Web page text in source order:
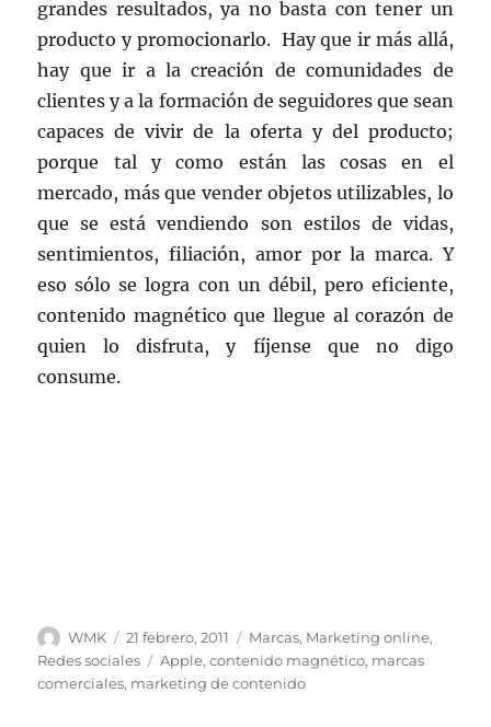
grandes resultados, ya no basta con tener un
producto y promocionarlo. Hay que ir más allá,
hay que ir a la creación de comunidades de
clientes y a la formación de seguidores que sean
capaces de vivir de la oferta y del producto;
porque tal y como están las cosas en el
mercado, más que vender objetos utilizables, lo
que se está vendiendo son estilos de vidas,
sentimientos, filiación, amor por la marca. Y
eso sólo se logra con un débil, pero eficiente,
contenido magnético que llegue al corazón de
quien lo disfruta, y fíjense que no digo
consume.
Autor
WMK
Publicado
el
21 febrero, 2011 Categorías
Marcas, Marketing online,
Redes sociales
Etiquetas
Apple,contenido magnético, marcas
comerciales, marketing de contenido